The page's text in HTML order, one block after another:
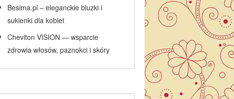
Besima.pl – eleganckie bluzki i
sukienki dla kobiet
Cheviton VISION — wsparcie
zdrowia włosów, paznokci i skóry